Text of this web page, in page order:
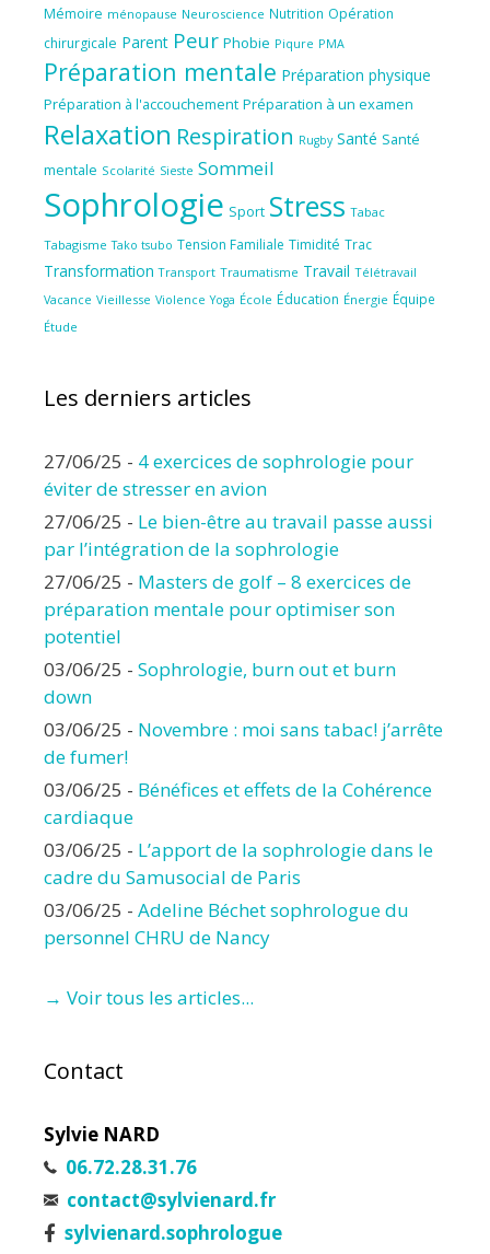
Mémoire ménopause Neuroscience Nutrition Opération
chirurgicale Parent Peur Phobie Piqure PMA
Préparation mentale Préparation physique
Préparation à l'accouchement Préparation à un examen
Relaxation Respiration Rugby Santé Santé
mentale Scolarité Sieste Sommeil
Sophrologie Sport Stress Tabac
Tabagisme Tako tsubo Tension Familiale Timidité Trac
Transformation Transport Traumatisme Travail Télétravail
Vacance Vieillesse Violence Yoga École Éducation Énergie Équipe
Étude
Les derniers articles
27/06/25 - 4 exercices de sophrologie pour
éviter de stresser en avion
27/06/25 - Le bien-être au travail passe aussi
par l’intégration de la sophrologie
27/06/25 - Masters de golf – 8 exercices de
préparation mentale pour optimiser son
potentiel
03/06/25 - Sophrologie, burn out et burn
down
03/06/25 - Novembre : moi sans tabac! j’arrête
de fumer!
03/06/25 - Bénéfices et effets de la Cohérence
cardiaque
03/06/25 - L’apport de la sophrologie dans le
cadre du Samusocial de Paris
03/06/25 - Adeline Béchet sophrologue du
personnel CHRU de Nancy
→ Voir tous les articles...
Contact
Sylvie NARD
06.72.28.31.76
contact@sylvienard.fr
sylvienard.sophrologue